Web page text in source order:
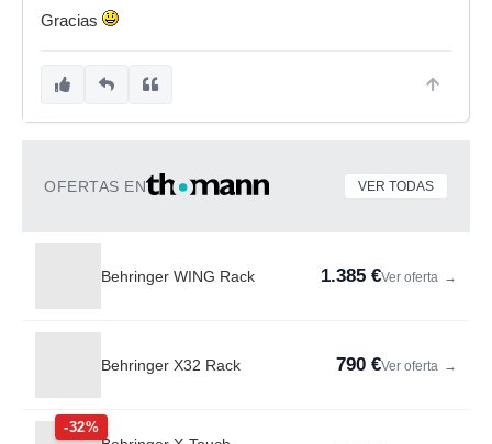
Gracias
OFERTAS EN VER TODAS
Behringer WING Rack 1.385 €Ver oferta →
Behringer X32 Rack 790 €Ver oferta →
-32%